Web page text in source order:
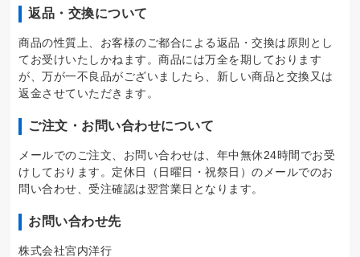
返品・交換について
商品の性質上、お客様のご都合による返品・交換は原則とし
てお受けいたしかねます。商品には万全を期しております
が、万が一不良品がございましたら、新しい商品と交換又は
返金させていただきます。
ご注文・お問い合わせについて
メールでのご注文、お問い合わせは、年中無休24時間でお受
けしております。定休日（日曜日・祝祭日）のメールでのお
問い合わせ、受注確認は翌営業日となります。
お問い合わせ先
株式会社宮内洋行